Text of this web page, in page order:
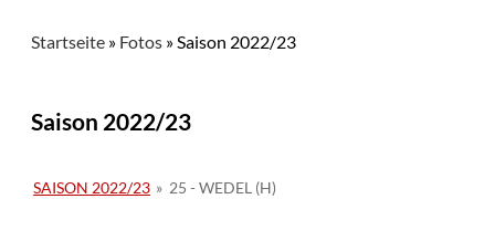
Kontakt und Links
Startseite » Fotos »Saison 2022/23
Saison 2022/23
SAISON 2022/23 » 25 - WEDEL (H)